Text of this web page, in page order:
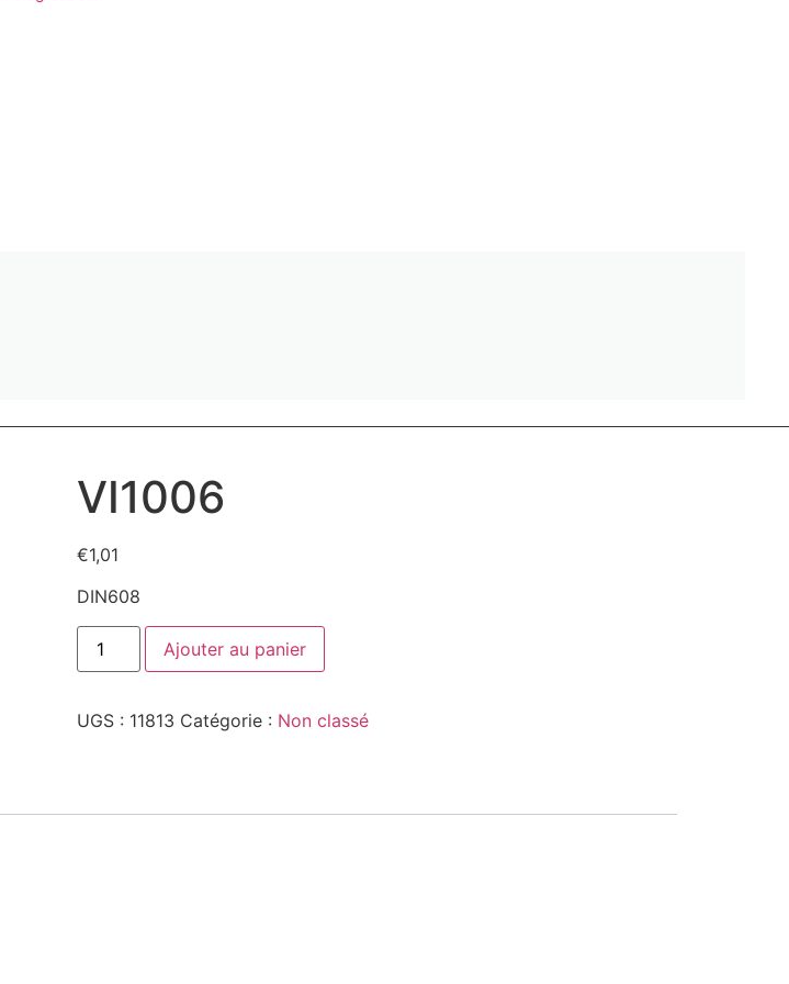
VI1006
€1,01
DIN608
quantité
VI1006
Ajouter au panier
UGS : 11813 Catégorie : Non classé